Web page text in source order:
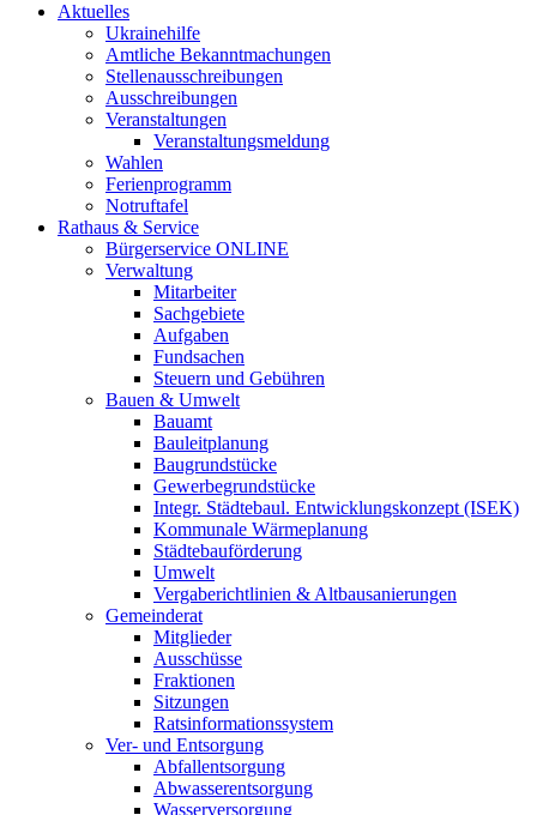
Aktuelles
Ukrainehilfe
Amtliche Bekanntmachungen
Stellenausschreibungen
Ausschreibungen
Veranstaltungen
Veranstaltungsmeldung
Wahlen
Ferienprogramm
Notruftafel
Rathaus & Service
Bürgerservice ONLINE
Verwaltung
Mitarbeiter
Sachgebiete
Aufgaben
Fundsachen
Steuern und Gebühren
Bauen & Umwelt
Bauamt
Bauleitplanung
Baugrundstücke
Gewerbegrundstücke
Integr. Städtebaul. Entwicklungskonzept (ISEK)
Kommunale Wärmeplanung
Städtebauförderung
Umwelt
Vergaberichtlinien & Altbausanierungen
Gemeinderat
Mitglieder
Ausschüsse
Fraktionen
Sitzungen
Ratsinformationssystem
Ver- und Entsorgung
Abfallentsorgung
Abwasserentsorgung
Wasserversorgung